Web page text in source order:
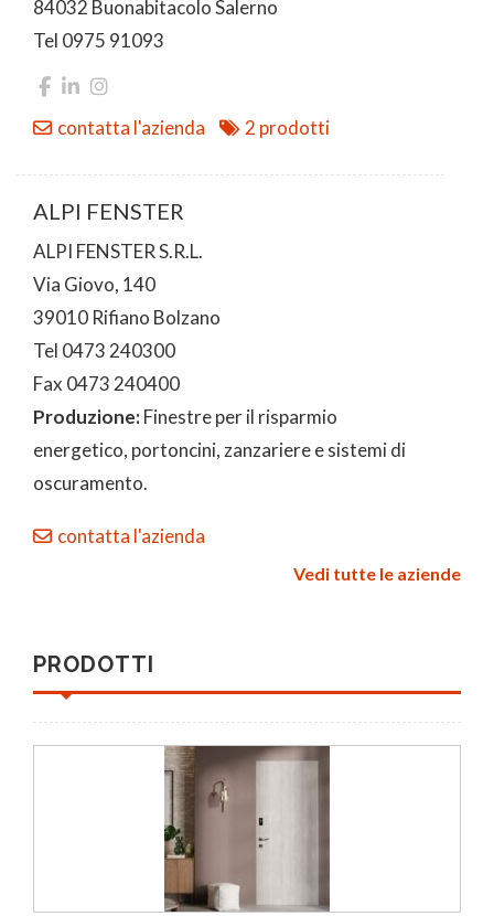
84032 Buonabitacolo Salerno
Tel 0975 91093
contatta l'azienda 2 prodotti
ALPI FENSTER
ALPI FENSTER S.R.L.
Via Giovo, 140
39010 Rifiano Bolzano
Tel 0473 240300
Fax 0473 240400
Produzione:Finestre per il risparmio
energetico, portoncini, zanzariere e sistemi di
oscuramento.
contatta l'azienda
Vedi tutte le aziende
PRODOTTI